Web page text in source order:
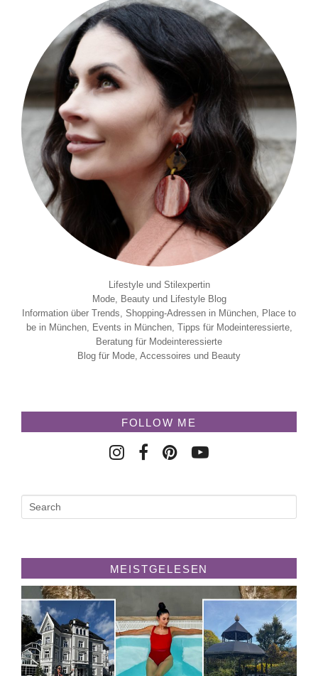
Lifestyle und Stilexpertin
Mode, Beauty und Lifestyle Blog
Information über Trends, Shopping-Adressen in München, Place to
be in München, Events in München, Tipps für Modeinteressierte,
Beratung für Modeinteressierte
Blog für Mode, Accessoires und Beauty
FOLLOW ME
MEISTGELESEN